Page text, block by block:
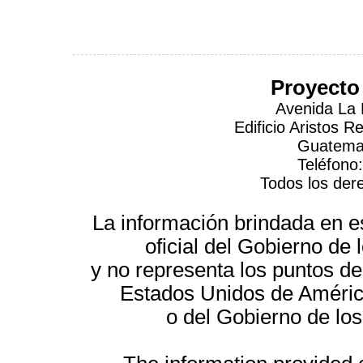
Avenida La
Edificio Aristos
Todos los
La información brindada en
oficial del Gobierno de
y no representa los puntos
Estados Unidos de
o del Gobierno de